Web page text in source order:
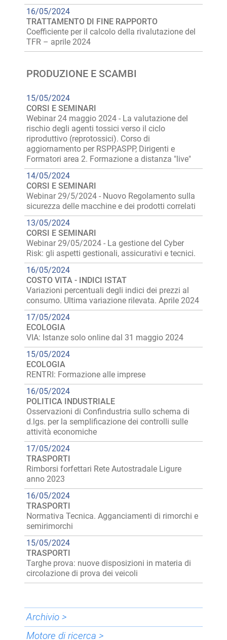
16/05/2024
TRATTAMENTO DI FINE RAPPORTO
Coefficiente per il calcolo della rivalutazione del
TFR – aprile 2024
PRODUZIONE E SCAMBI
15/05/2024
CORSI E SEMINARI
Webinar 24 maggio 2024 - La valutazione del
rischio degli agenti tossici verso il ciclo
riproduttivo (reprotossici). Corso di
aggiornamento per RSPP,ASPP, Dirigenti e
Formatori area 2. Formazione a distanza "live"
14/05/2024
CORSI E SEMINARI
Webinar 29/5/2024 - Nuovo Regolamento sulla
sicurezza delle macchine e dei prodotti correlati
13/05/2024
CORSI E SEMINARI
Webinar 29/05/2024 - La gestione del Cyber
Risk: gli aspetti gestionali, assicurativi e tecnici.
16/05/2024
COSTO VITA - INDICI ISTAT
Variazioni percentuali degli indici dei prezzi al
consumo. Ultima variazione rilevata. Aprile 2024
17/05/2024
ECOLOGIA
VIA: Istanze solo online dal 31 maggio 2024
15/05/2024
ECOLOGIA
RENTRI: Formazione alle imprese
16/05/2024
POLITICA INDUSTRIALE
Osservazioni di Confindustria sullo schema di
d.lgs. per la semplificazione dei controlli sulle
attività economiche
17/05/2024
TRASPORTI
Rimborsi forfettari Rete Autostradale Ligure
anno 2023
16/05/2024
TRASPORTI
Normativa Tecnica. Agganciamenti di rimorchi e
semirimorchi
15/05/2024
TRASPORTI
Targhe prova: nuove disposizioni in materia di
circolazione di prova dei veicoli
Archivio >
Motore di ricerca >